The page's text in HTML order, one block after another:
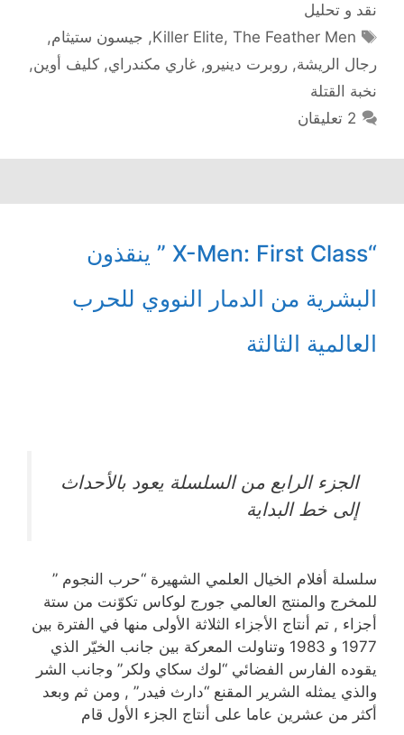
نقد و تحليل
الوسوم
Killer Elite, The Feather Men
, جيسون ستيثام,
رجال الريشة, روبرت دينيرو, غاري مكندراي, كليف أوين,
نخبة القتلة
2 تعليقان
“X-Men: First Class ” ينقذون
البشرية من الدمار النووي للحرب
العالمية الثالثة
الجزء الرابع من السلسلة يعود بالأحداث
إلى خط البداية
سلسلة أفلام الخيال العلمي الشهيرة “حرب النجوم ”
للمخرج والمنتج العالمي جورج لوكاس تكوّنت من ستة
أجزاء , تم أنتاج الأجزاء الثلاثة الأولى منها في الفترة بين
1977 و 1983 وتناولت المعركة بين جانب الخيّر الذي
يقوده الفارس الفضائي “لوك سكاي ولكر” وجانب الشر
والذي يمثله الشرير المقنع “دارث فيدر” , ومن ثم وبعد
أكثر من عشرين عاما على أنتاج الجزء الأول قام